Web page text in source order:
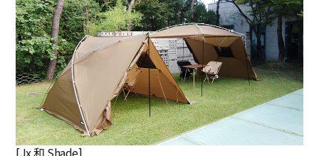
[Jx 和 Shade]